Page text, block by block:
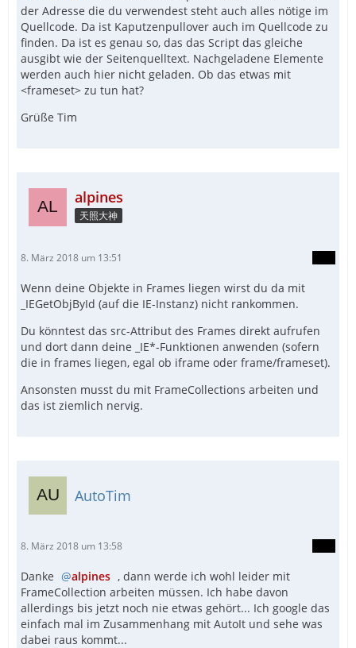
der Adresse die du verwendest steht auch alles nötige im
Quellcode. Da ist Kaputzenpullover auch im Quellcode zu
finden. Da ist es genau so, das das Script das gleiche
ausgibt wie der Seitenquelltext. Nachgeladene Elemente
werden auch hier nicht geladen. Ob das etwas mit
<frameset> zu tun hat?
Grüße Tim
alpines
天照大神
8. März 2018 um 13:51
Wenn deine Objekte in Frames liegen wirst du da mit
_IEGetObjById (auf die IE-Instanz) nicht rankommen.
Du könntest das src-Attribut des Frames direkt aufrufen
und dort dann deine _IE*-Funktionen anwenden (sofern
die in frames liegen, egal ob iframe oder frame/frameset).
Ansonsten musst du mit FrameCollections arbeiten und
das ist ziemlich nervig.
AutoTim
8. März 2018 um 13:58
Danke alpines , dann werde ich wohl leider mit
FrameCollection arbeiten müssen. Ich habe davon
allerdings bis jetzt noch nie etwas gehört... Ich google das
einfach mal im Zusammenhang mit AutoIt und sehe was
dabei raus kommt...